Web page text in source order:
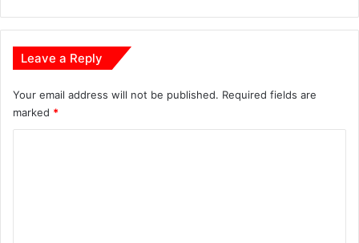
Leave a Reply
Your email address will not be published. Required fields are
marked *